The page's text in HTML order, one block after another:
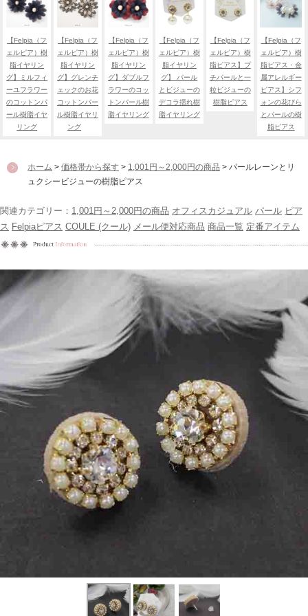
【Felpia（フ
ェルピア）樹
脂イヤリン
グ】ミルフィ
ーユフラワー
のコットンパ
ール樹脂イヤ
リング
【Felpia（フ
ェルピア）樹
脂イヤリン
グ】グレンチ
ェックのお花
コットンパー
ル樹脂イヤリ
ング
【Felpia（フ
ェルピア）樹
脂イヤリン
グ】ダブルフ
ラワーのコッ
トンパール樹
脂イヤリング
【Felpia（フ
ェルピア）樹
脂イヤリン
グ】 パール
とビジューの
デコラ揺れ樹
脂イヤリング
【Felpia（フ
ェルピア）樹
脂ピアス】プ
チパールと一
粒ビジューの
樹脂ピアス
【Felpia（フ
ェルピア）樹
脂ピアス・金
属アレルギー
ピアス】シフ
ォンの花びら
とパールの樹
脂ピアス
ホーム > 価格帯から探す > 1,001円～2,000円の商品 > パールレーンとリ
ュクシービジューの樹脂ピアス
関連カテゴリー： 1,001円～2,000円の商品 オフィスカジュアル パール ピア
ス Felpiaピアス COULE (クール) メール便対応商品 商品一覧 定番アイテム